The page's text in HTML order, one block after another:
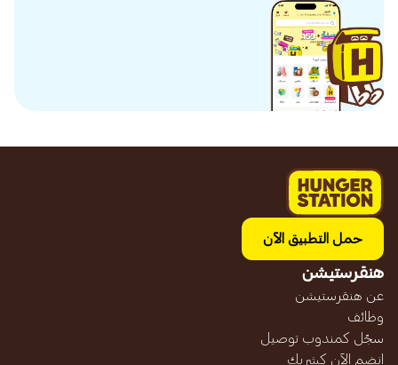
حمل التطبيق الآن
هنقرستيشن
عن هنقرستيشن
وظائف
سجّل كمندوب توصيل
انضم الآن كشريك